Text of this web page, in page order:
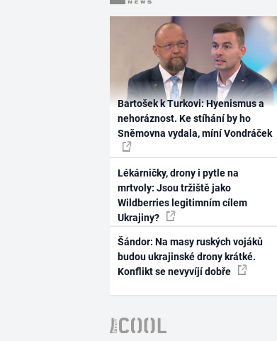
Bartošek k Turkovi: Hyenismus a
nehoráznost. Ke stíhání by ho
Sněmovna vydala, míní Vondráček
Lékárničky, drony i pytle na
mrtvoly: Jsou tržiště jako
Wildberries legitimním cílem
Ukrajiny?
Šándor: Na masy ruských vojáků
budou ukrajinské drony krátké.
Konflikt se nevyvíjí dobře